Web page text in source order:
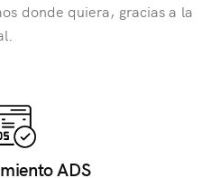
donde quiera, gracias a la
ADS